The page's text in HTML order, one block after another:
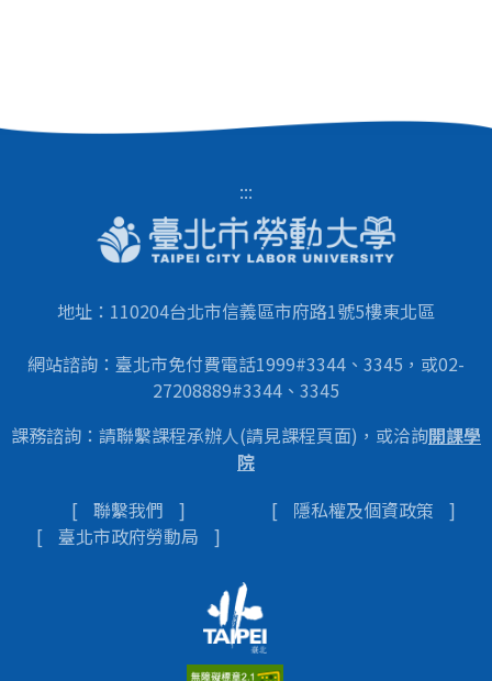
:::
地址：110204台北市信義區市府路1號5樓東北區
網站諮詢：臺北市免付費電話1999#3344、3345，或02-
27208889#3344、3345
課務諮詢：請聯繫課程承辦人(請見課程頁面)，或洽詢開課學
院
聯繫我們
隱私權及個資政策
臺北市政府勞動局